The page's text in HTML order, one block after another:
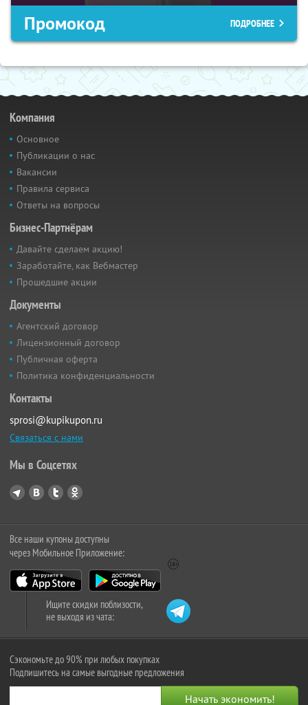
Промокод ПОДРОБНЕЕ
Компания
Основное
Публикации о нас
Вакансии
Правила сервиса
Ответы на вопросы
Бизнес-Партнёрам
Давайте сделаем акцию!
Заработайте, как Вебмастер
Прошедшие акции
Документы
Агентский договор
Лицензионный договор
Публичная оферта
Политика конфиденциальности
Контакты
sprosi@kupikupon.ru
Связаться с нами
Мы в Соцсетях
Все наши купоны доступны
через Мобильное Приложение:
Ищите скидки поблизости,
не выходя из чата:
Сэкономьте до 90% при любых покупках
Подпишитесь на самые выгодные предложения